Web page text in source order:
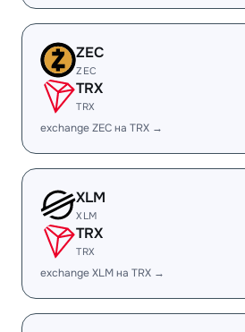
ZEC
ZEC
TRX
TRX
exchange ZEC на TRX →
XLM
XLM
TRX
TRX
exchange XLM на TRX →